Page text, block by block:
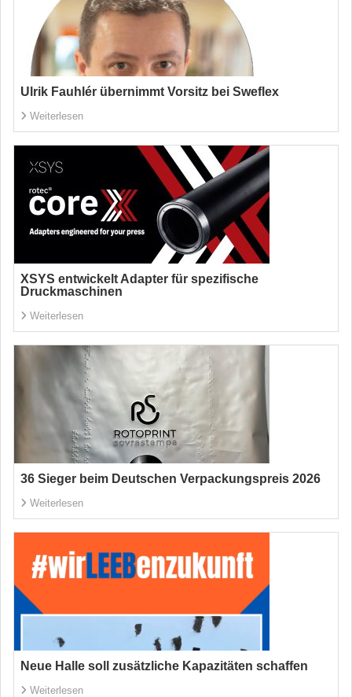
Ulrik Fauhlér übernimmt Vorsitz bei Sweflex
Weiterlesen
XSYS entwickelt Adapter für spezifische
Druckmaschinen
Weiterlesen
36 Sieger beim Deutschen Verpackungspreis 2026
Weiterlesen
Neue Halle soll zusätzliche Kapazitäten schaffen
Weiterlesen